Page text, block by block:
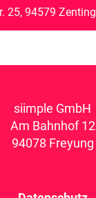
25, 94579 Zenting
siimple GmbH
Am Bahnhof 12
94078 Freyung